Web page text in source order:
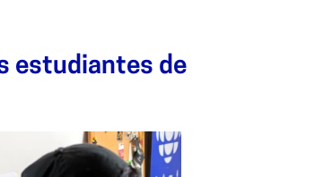
estudiantes de